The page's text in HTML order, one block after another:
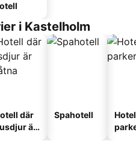
i Kastelholm
där
är
Spahotell